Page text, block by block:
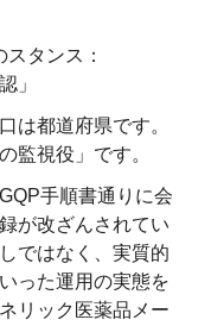
タンス：
」
は都道府県です。
監視役」です。
手順書通りに会
が改ざんされてい
ではなく、実質的
った運用の実態を
リック医薬品メー